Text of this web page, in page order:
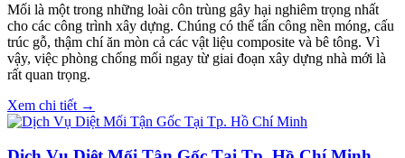
Mối là một trong những loài côn trùng gây hại nghiêm trọng nhất
cho các công trình xây dựng. Chúng có thể tấn công nền móng, cấu
trúc gỗ, thậm chí ăn mòn cả các vật liệu composite và bê tông. Vì
vậy, việc phòng chống mối ngay từ giai đoạn xây dựng nhà mới là
rất quan trọng.
Xem chi tiết →